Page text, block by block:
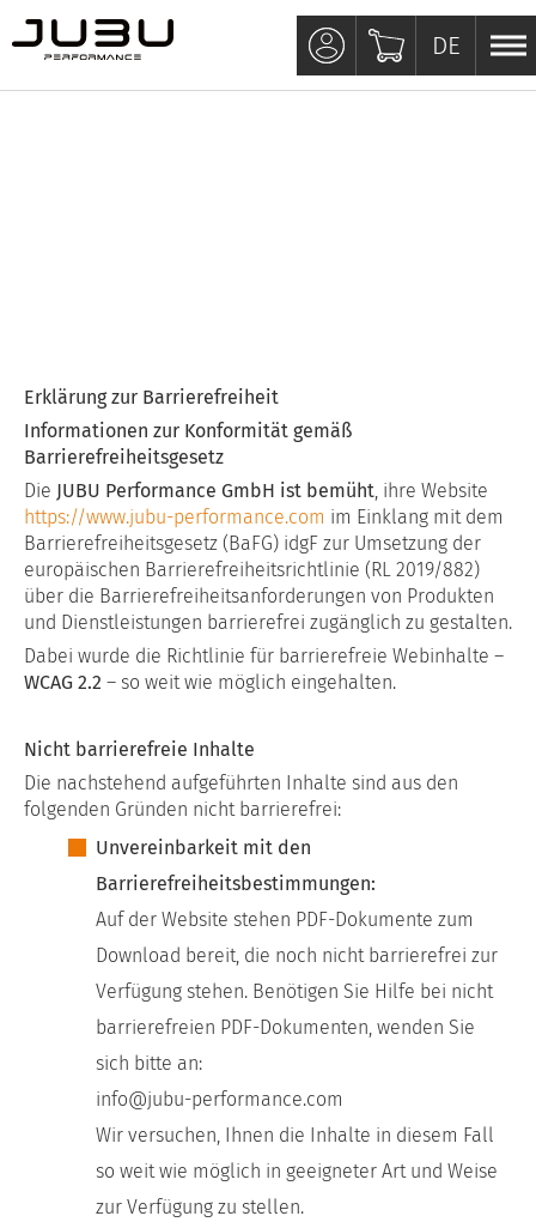
DE
DE
Erklärung zur Barrierefreiheit
Informationen zur Konformität gemäß
Barrierefreiheitsgesetz
Die JUBU Performance GmbH ist bemüht, ihre Website
https://www.jubu-performance.com im Einklang mit dem
Barrierefreiheitsgesetz (BaFG) idgF zur Umsetzung der
europäischen Barrierefreiheitsrichtlinie (RL 2019/882)
über die Barrierefreiheitsanforderungen von Produkten
und Dienstleistungen barrierefrei zugänglich zu gestalten.
Dabei wurde die Richtlinie für barrierefreie Webinhalte –
WCAG 2.2 – so weit wie möglich eingehalten.
Nicht barrierefreie Inhalte
Die nachstehend aufgeführten Inhalte sind aus den
folgenden Gründen nicht barrierefrei:
Unvereinbarkeit mit den
Barrierefreiheitsbestimmungen:
Auf der Website stehen PDF-Dokumente zum
Download bereit, die noch nicht barrierefrei zur
Verfügung stehen. Benötigen Sie Hilfe bei nicht
barrierefreien PDF-Dokumenten, wenden Sie
sich bitte an:
info@jubu-performance.com
Wir versuchen, Ihnen die Inhalte in diesem Fall
so weit wie möglich in geeigneter Art und Weise
zur Verfügung zu stellen.